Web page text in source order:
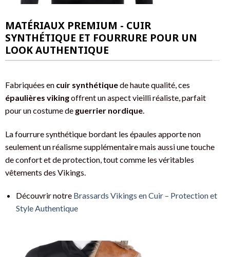
MATÉRIAUX PREMIUM - CUIR
SYNTHÉTIQUE ET FOURRURE POUR UN
LOOK AUTHENTIQUE
Fabriquées en cuir synthétiquede haute qualité, ces
épaulières vikingoffrent un aspect vieilli réaliste, parfait
pour un costume de guerrier nordique.
La fourrure synthétique bordant les épaules apporte non
seulement un réalisme supplémentaire mais aussi une touche
de confort et de protection, tout comme les véritables
vêtements des Vikings.
Découvrir notre Brassards Vikings en Cuir – Protection et
Style Authentique